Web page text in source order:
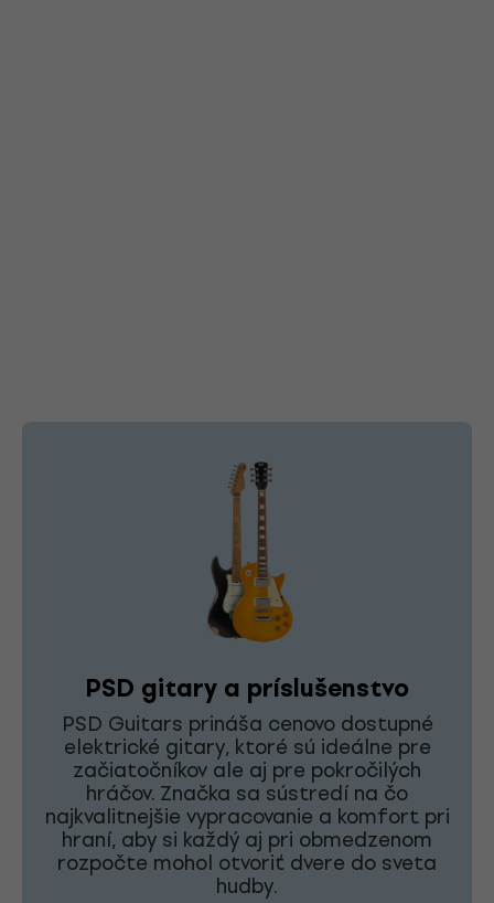
PSD gitary a príslušenstvo
PSD Guitars prináša cenovo dostupné
elektrické gitary, ktoré sú ideálne pre
začiatočníkov ale aj pre pokročilých
hráčov. Značka sa sústredí na čo
najkvalitnejšie vypracovanie a komfort pri
hraní, aby si každý aj pri obmedzenom
rozpočte mohol otvoriť dvere do sveta
hudby.